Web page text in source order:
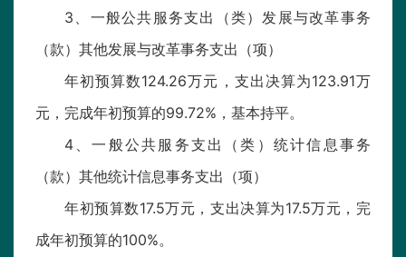
3、一般公共服务支出（类）发展与改革事务
（款）其他发展与改革事务支出（项）
年初预算数124.26万元，支出决算为123.91万
元，完成年初预算的99.72%，基本持平。
4、一般公共服务支出（类）统计信息事务
（款）其他统计信息事务支出（项）
年初预算数17.5万元，支出决算为17.5万元，完
成年初预算的100%。